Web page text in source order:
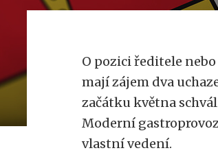
O pozici ředitele
mají zájem dva
začátku května
Moderní
vlastní vedení.